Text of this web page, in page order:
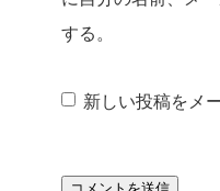
する。
新しい投稿をメ